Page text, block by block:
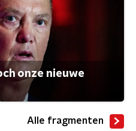
onze nieuwe
Alle fragmenten